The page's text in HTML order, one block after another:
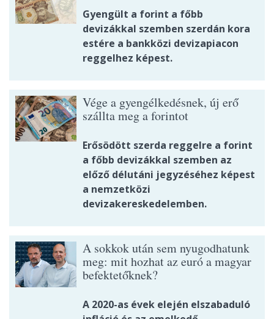
Gyengült a forint a főbb
devizákkal szemben szerdán kora
estére a bankközi devizapiacon
reggelhez képest.
Vége a gyengélkedésnek, új erő
szállta meg a forintot
Erősödött szerda reggelre a forint
a főbb devizákkal szemben az
előző délutáni jegyzéséhez képest
a nemzetközi
devizakereskedelemben.
A sokkok után sem nyugodhatunk
meg: mit hozhat az euró a magyar
befektetőknek?
A 2020-as évek elején elszabaduló